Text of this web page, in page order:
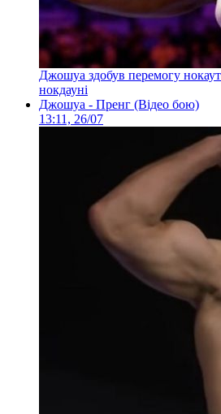
Джошуа здобув перемогу
нокдауні
Джошуа - Пренг (Відео бою)
13:11, 26/07